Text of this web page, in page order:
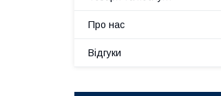
Про нас
Відгуки